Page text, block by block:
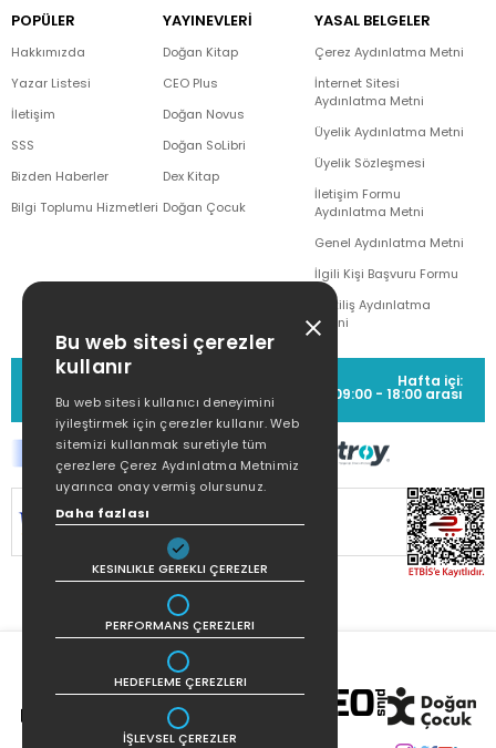
POPÜLER
Hakkımızda
Yazar Listesi
İletişim
SSS
Bizden Haberler
Bilgi Toplumu Hizmetleri
YAYINEVLERİ
Doğan Kitap
CEO Plus
Doğan Novus
Doğan SoLibri
Dex Kitap
Doğan Çocuk
YASAL BELGELER
Çerez Aydınlatma Metni
İnternet Sitesi
Aydınlatma Metni
Üyelik Aydınlatma Metni
Üyelik Sözleşmesi
İletişim Formu
Aydınlatma Metni
Genel Aydınlatma Metni
İlgili Kişi Başvuru Formu
Çekiliş Aydınlatma
Metni
MÜŞTERİ HİZMETLERİ
(0212) 373 77 00
Hafta içi:
09:00 - 18:00 arası
SİTEMİZ
KORUNMAKTADIR.
Bu web sitesi çerezler
kullanır
Bu web sitesi kullanıcı deneyimini
iyileştirmek için çerezler kullanır. Web
sitemizi kullanmak suretiyle tüm
çerezlere Çerez Aydınlatma Metnimiz
uyarınca onay vermiş olursunuz.
Daha fazlası
KESINLIKLE GEREKLI ÇEREZLER
PERFORMANS ÇEREZLERI
HEDEFLEME ÇEREZLERI
İŞLEVSEL ÇEREZLER